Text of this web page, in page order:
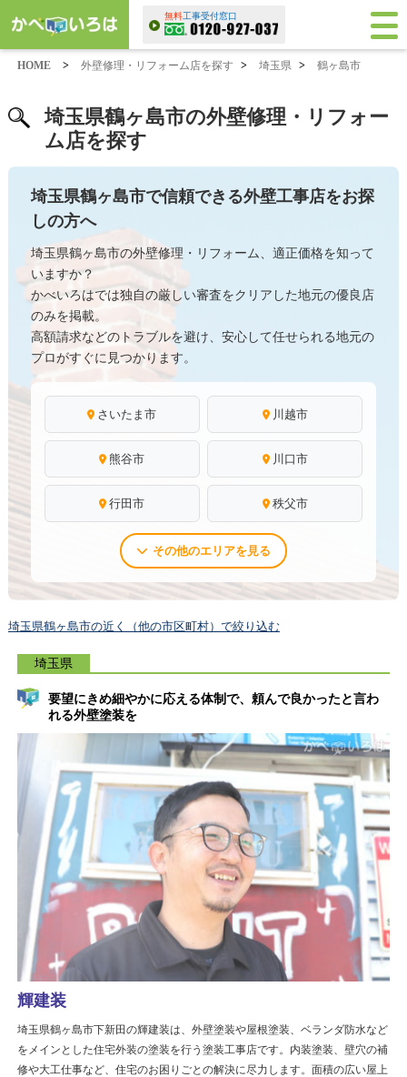
無料工事受付窓口
HOME > 外壁修理・リフォーム店を探す > 埼玉県 > 鶴ヶ島市
埼玉県鶴ヶ島市の外壁修理・リフォー
ム店を探す
埼玉県鶴ヶ島市で信頼できる外壁工事店をお探
しの方へ
埼玉県鶴ヶ島市の外壁修理・リフォーム、適正価格を知って
いますか？
かべいろはでは独自の厳しい審査をクリアした地元の優良店
のみを掲載。
高額請求などのトラブルを避け、安心して任せられる地元の
プロがすぐに見つかります。
さいたま市 川越市
熊谷市 川口市
行田市 秩父市
その他のエリアを見る
埼玉県鶴ヶ島市の近く（他の市区町村）で絞り込む
埼玉県
要望にきめ細やかに応える体制で、頼んで良かったと言わ
れる外壁塗装を
輝建装
埼玉県鶴ヶ島市下新田の輝建装は、外壁塗装や屋根塗装、ベランダ防水など
をメインとした住宅外装の塗装を行う塗装工事店です。内装塗装、壁穴の補
修や大工仕事など、住宅のお困りごとの解決に尽力します。面積の広い屋上